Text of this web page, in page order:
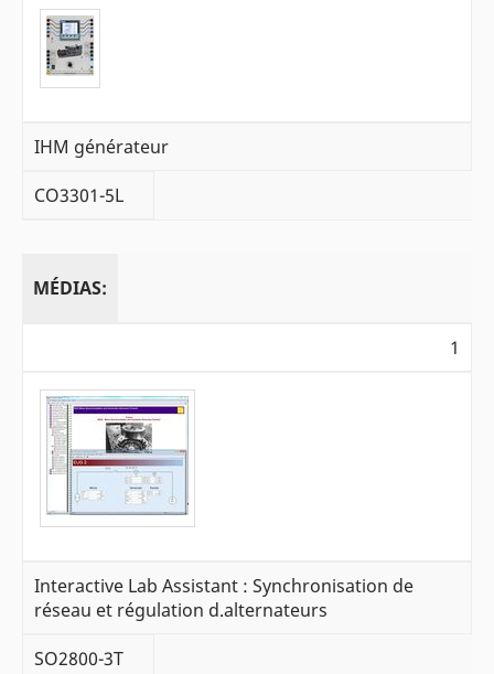
IHM générateur
CO3301-5L
MÉDIAS:
1
Interactive Lab Assistant : Synchronisation de
réseau et régulation d.alternateurs
SO2800-3T